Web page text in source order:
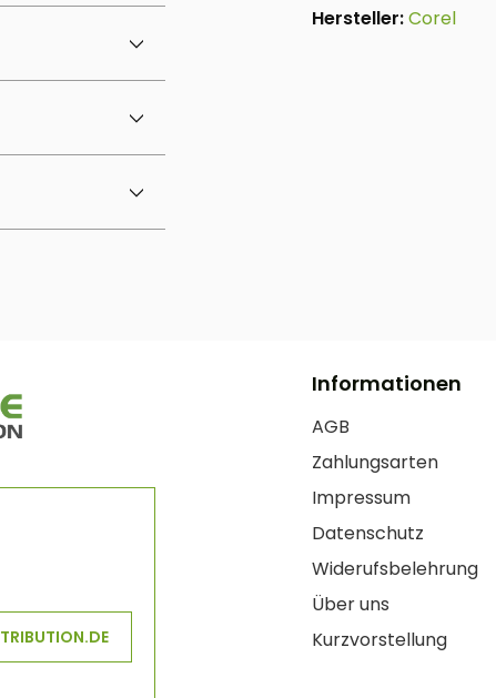
Hersteller:Corel
Informationen
AGB
Zahlungsarten
Impressum
Datenschutz
Widerufsbelehrung
Über uns
Kurzvorstellung